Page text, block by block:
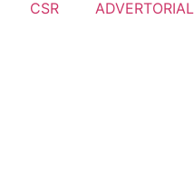
CSR ADVERTORIAL